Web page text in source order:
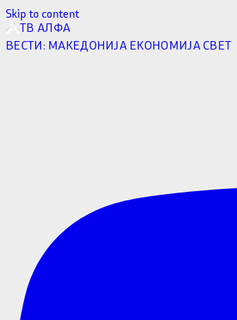
Skip to content
ТВ АЛФА
ВЕСТИ: МАКЕДОНИЈА ЕКОНОМИЈАСВЕТ